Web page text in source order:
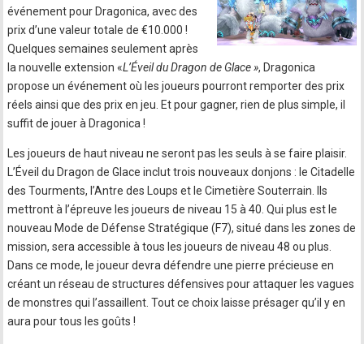
événement pour Dragonica, avec des
prix d’une valeur totale de €10.000 !
Quelques semaines seulement après
la nouvelle extension «L’Éveil du Dragon de Glace », Dragonica
propose un événement où les joueurs pourront remporter des prix
réels ainsi que des prix en jeu. Et pour gagner, rien de plus simple, il
suffit de jouer à Dragonica !
Les joueurs de haut niveau ne seront pas les seuls à se faire plaisir.
L’Éveil du Dragon de Glace inclut trois nouveaux donjons : le Citadelle
des Tourments, l’Antre des Loups et le Cimetière Souterrain. Ils
mettront à l’épreuve les joueurs de niveau 15 à 40. Qui plus est le
nouveau Mode de Défense Stratégique (F7), situé dans les zones de
mission, sera accessible à tous les joueurs de niveau 48 ou plus.
Dans ce mode, le joueur devra défendre une pierre précieuse en
créant un réseau de structures défensives pour attaquer les vagues
de monstres qui l’assaillent. Tout ce choix laisse présager qu’il y en
aura pour tous les goûts !